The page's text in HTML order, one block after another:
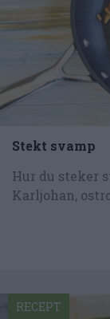
Stekt svamp
Hur du steker
Karljohan,
RECEPT